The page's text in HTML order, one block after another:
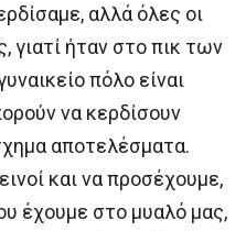
αλλά όλες οι
γιατί ήταν στο πικ των
πόλο είναι
να κερδίσουν
αποτελέσματα.
και να προσέχουμε,
έχουμε στο μυαλό μας,